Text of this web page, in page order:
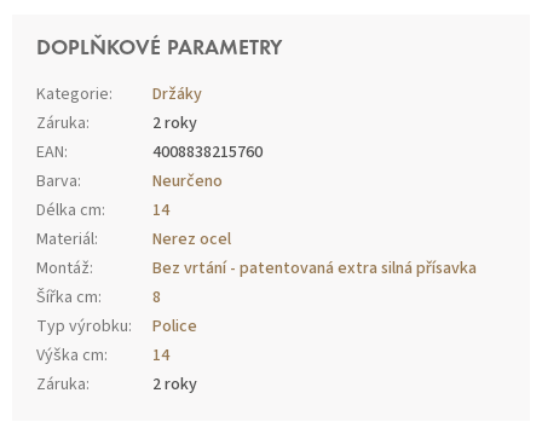
DOPLŇKOVÉ PARAMETRY
Kategorie:
Držáky
Záruka:
2 roky
EAN:
4008838215760
Barva:
Neurčeno
Délka cm:
14
Materiál:
Nerez ocel
Montáž:
Bez vrtání - patentovaná extra silná přísavka
Šířka cm:
8
Typ výrobku:
Police
Výška cm:
14
Záruka:
2 roky